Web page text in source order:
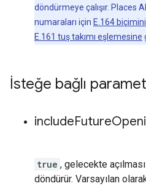
döndürmeye çalışır. Places
numaraları için E.164 biçimini
E.161 tuş takımı eşlemesine
İsteğe bağlı
includeFuture
true , gelecekte
döndürür. Varsayılan